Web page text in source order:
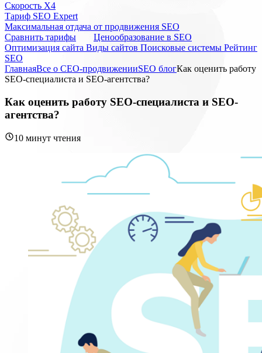
Скорость Х4
Тариф SEO Expert
Максимальная отдача от продвижения SEO
Cравнить тарифы
Ценообразование в SEO
Оптимизация сайта Виды сайтов Поисковые системы Рейтинг
SEO
ГлавнаяВсе о СЕО-продвиженииSEO блогКак оценить работу
SEO-специалиста и SEO-агентства?
Как оценить работу SEO-специалиста и SEO-
агентства?
10 минут чтения